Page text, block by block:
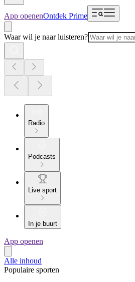
App openenOntdek Prime
Waar wil je naar luisteren?
Radio
Podcasts
Live sport
In je buurt
App openen
Alle inhoud
Populaire sporten